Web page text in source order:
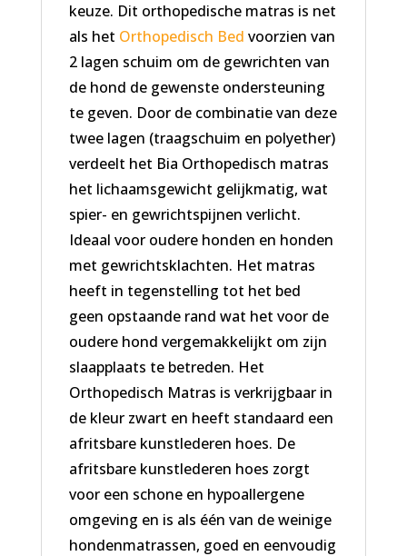
keuze. Dit orthopedische matras is net
als het Orthopedisch Bed voorzien van
2 lagen schuim om de gewrichten van
de hond de gewenste ondersteuning
te geven. Door de combinatie van deze
twee lagen (traagschuim en polyether)
verdeelt het Bia Orthopedisch matras
het lichaamsgewicht gelijkmatig, wat
spier- en gewrichtspijnen verlicht.
Ideaal voor oudere honden en honden
met gewrichtsklachten. Het matras
heeft in tegenstelling tot het bed
geen opstaande rand wat het voor de
oudere hond vergemakkelijkt om zijn
slaapplaats te betreden. Het
Orthopedisch Matras is verkrijgbaar in
de kleur zwart en heeft standaard een
afritsbare kunstlederen hoes. De
afritsbare kunstlederen hoes zorgt
voor een schone en hypoallergene
omgeving en is als één van de weinige
hondenmatrassen, goed en eenvoudig